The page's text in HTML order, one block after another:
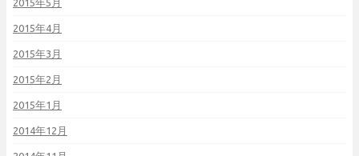
2015年5月
2015年4月
2015年3月
2015年2月
2015年1月
2014年12月